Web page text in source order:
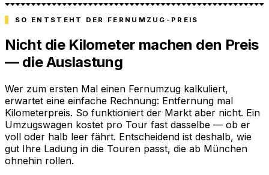
SO ENTSTEHT DER FERNUMZUG-PREIS
Nicht die Kilometer machen den Preis
— die Auslastung
Wer zum ersten Mal einen Fernumzug kalkuliert,
erwartet eine einfache Rechnung: Entfernung mal
Kilometerpreis. So funktioniert der Markt aber nicht. Ein
Umzugswagen kostet pro Tour fast dasselbe — ob er
voll oder halb leer fährt. Entscheidend ist deshalb, wie
gut Ihre Ladung in die Touren passt, die ab München
ohnehin rollen.